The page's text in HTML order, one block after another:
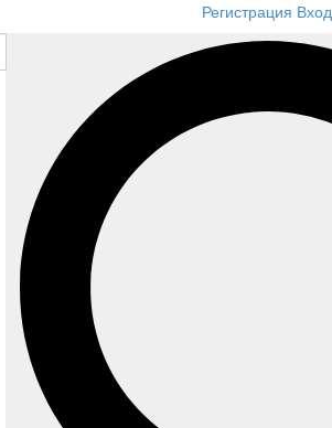
Регистрация Вход